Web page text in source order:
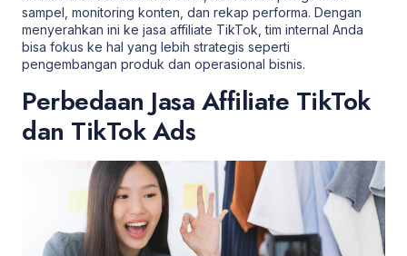
sampel, monitoring konten, dan rekap performa. Dengan
menyerahkan ini ke jasa affiliate TikTok, tim internal Anda
bisa fokus ke hal yang lebih strategis seperti
pengembangan produk dan operasional bisnis.
Perbedaan Jasa Affiliate TikTok
dan TikTok Ads